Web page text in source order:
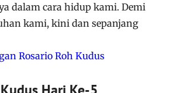
dalam cara hidup kami. Demi
kami, kini dan sepanjang
Rosario Roh Kudus